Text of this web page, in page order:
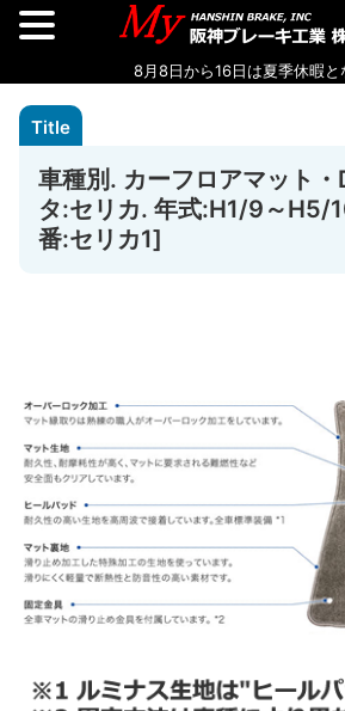
車種別. カーフロアマット・
タ:セリカ. 年式:H1/9～H5/
番:セリカ1]